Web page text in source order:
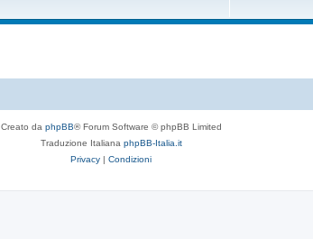
Creato da phpBB® Forum Software © phpBB Limited
Traduzione Italiana phpBB-Italia.it
Privacy | Condizioni